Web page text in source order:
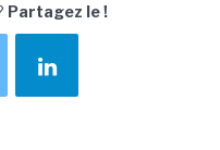
Partagez le !